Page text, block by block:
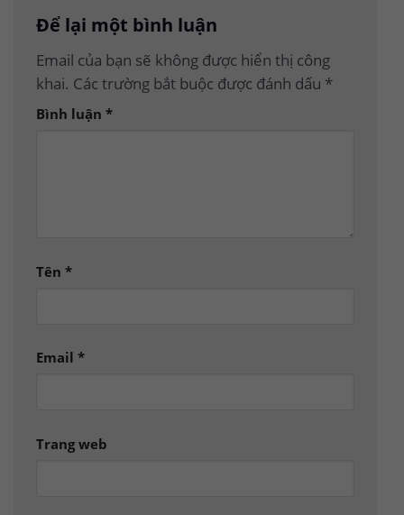
Để lại một bình luận
Email của bạn sẽ không được hiển thị công
khai. Các trường bắt buộc được đánh dấu *
Bình luận *
Tên *
Email *
Trang web